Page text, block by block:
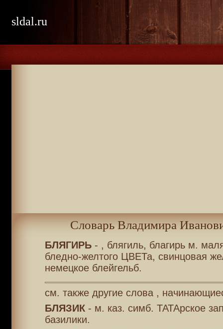
sldal.ru
Словарь Владимира
БЛЯГИРЬ- , блягиль, благирь м.
бледно-желтого ЦВЕТа, свинцовая
немецкое блейгельб.
см. также другие слова ,
БЛЯЗИК- м. каз. симб. ТАТАрское
базилики.